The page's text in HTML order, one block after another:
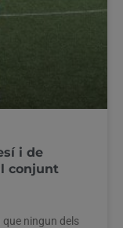
i de
conjunt
que ningun dels